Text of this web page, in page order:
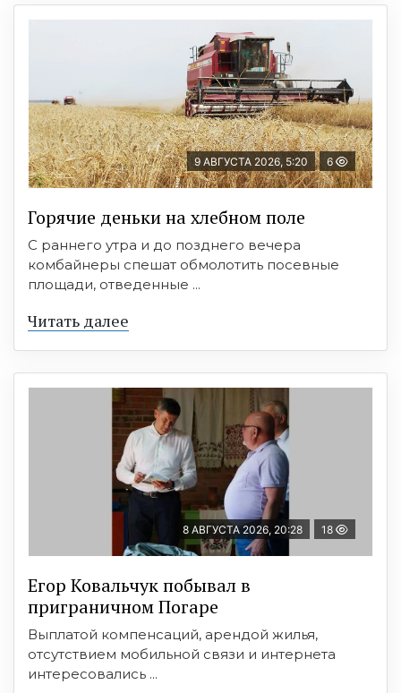
9 АВГУСТА 2026, 5:20 6
Горячие деньки на хлебном поле
С раннего утра и до позднего вечера
комбайнеры спешат обмолотить посевные
площади, отведенные ...
Читать далее
8 АВГУСТА 2026, 20:28 18
Егор Ковальчук побывал в
приграничном Погаре
Выплатой компенсаций, арендой жилья,
отсутствием мобильной связи и интернета
интересовались ...